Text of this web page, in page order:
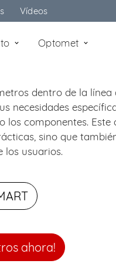
Vídeos
Optomet
dentro de la
necesidades
componentes.
sino que
los usuarios.
ahora!